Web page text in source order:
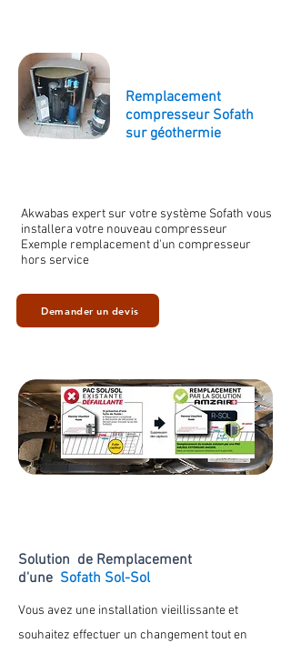
Remplacement
compresseur Sofath
sur géothermie
Akwabas expert sur votre système Sofath vous
installera votre nouveau compresseur
Exemple remplacement d'un compresseur
hors service
Demander un devis
Solution de Remplacement
d'une Sofath Sol-Sol
Vous avez une installation vieillissante et
souhaitez effectuer un changement tout en